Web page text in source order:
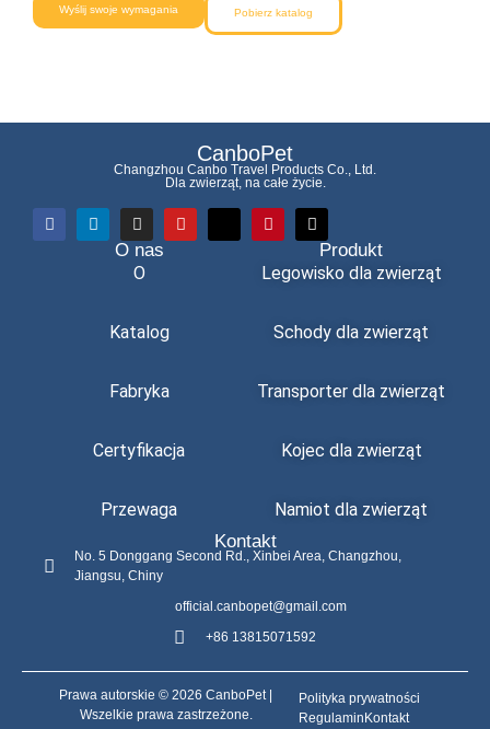
Wyślij swoje wymagania Pobierz katalog
CanboPet
Changzhou Canbo Travel Products Co., Ltd.
Dla zwierząt, na całe życie.
O nas
O
Katalog
Fabryka
Certyfikacja
Przewaga
Produkt
Legowisko dla zwierząt
Schody dla zwierząt
Transporter dla zwierząt
Kojec dla zwierząt
Namiot dla zwierząt
Kontakt
No. 5 Donggang Second Rd., Xinbei Area, Changzhou,
Jiangsu, Chiny
official.canbopet@gmail.com
+86 13815071592
Prawa autorskie © 2026 CanboPet |
Wszelkie prawa zastrzeżone.
Polityka prywatności
RegulaminKontakt